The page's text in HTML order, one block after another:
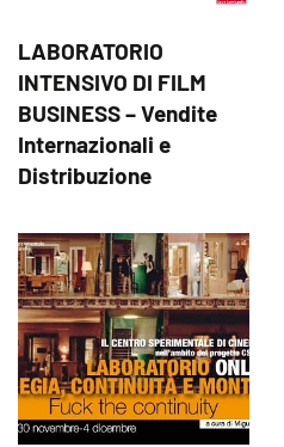
LABORATORIO
INTENSIVO DI FILM
BUSINESS – Vendite
Internazionali e
Distribuzione